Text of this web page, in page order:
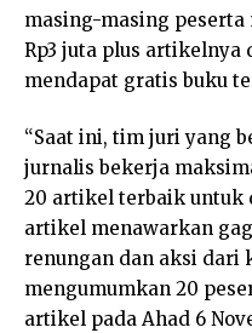
masing-masing
Rp3 juta plus artikelnya
mendapat gratis buku
“Saat ini, tim juri yang
jurnalis bekerja
20 artikel terbaik untuk
artikel menawarkan
renungan dan aksi dari
mengumumkan 20
artikel pada Ahad 6